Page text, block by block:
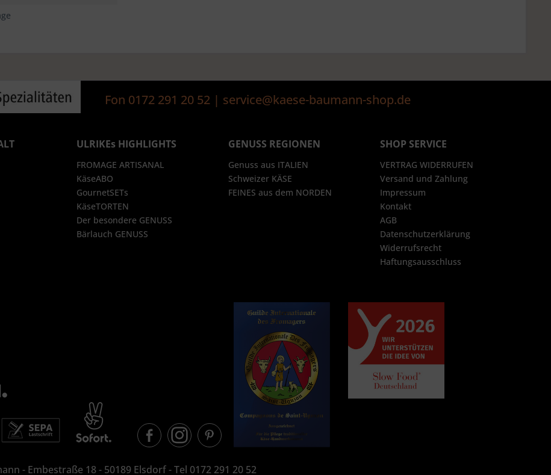
Fon 0172 291 20 52 | service@kaese-baumann-shop.de
ULRIKEs HIGHLIGHTS
FROMAGE ARTISANAL
KäseABO
GournetSETs
KäseTORTEN
Der besondere GENUSS
Bärlauch GENUSS
GENUSS REGIONEN
Genuss aus ITALIEN
Schweizer KÄSE
FEINES aus dem NORDEN
SHOP SERVICE
VERTRAG WIDERRUFEN
Versand und Zahlung
Impressum
Kontakt
AGB
Datenschutzerklärung
Widerrufsrecht
Haftungsausschluss
- Embestraße 18 - 50189 Elsdorf - Tel 0172 291 20 52